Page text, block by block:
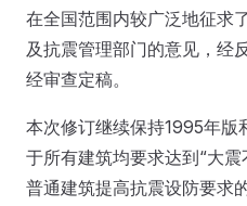
在全国范围内较广泛地征求
及抗震管理部门的意见，经
经审查定稿。
本次修订继续保持1995年
于所有建筑均要求达到“大
普通建筑提高抗震设防要求